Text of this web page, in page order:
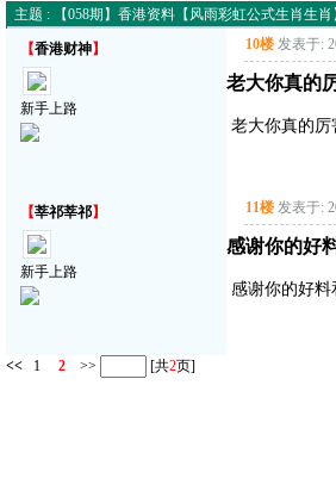
主题 : 【058期】香港资料【风雨彩虹公式生肖生
【香港财神】
新手上路
10楼 发表于:
老大你真的
老大你真的
【莘祁莘祁】
新手上路
11楼 发表于:
感谢你的好
感谢你的好
<< 1 2 >> [共2页]